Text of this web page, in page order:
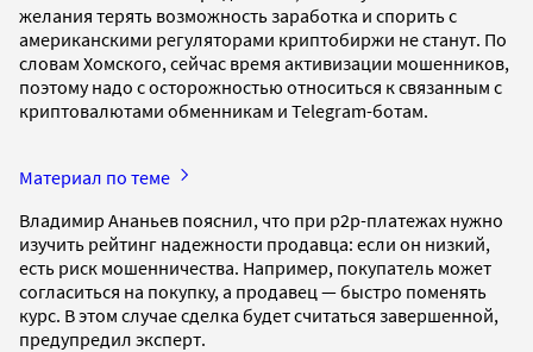
желания терять возможность заработка и спорить с
американскими регуляторами криптобиржи не станут. По
словам Хомского, сейчас время активизации мошенников,
поэтому надо с осторожностью относиться к связанным с
криптовалютами обменникам и Telegram-ботам.
Материал по теме
Владимир Ананьев пояснил, что при p2p-платежах нужно
изучить рейтинг надежности продавца: если он низкий,
есть риск мошенничества. Например, покупатель может
согласиться на покупку, а продавец — быстро поменять
курс. В этом случае сделка будет считаться завершенной,
предупредил эксперт.